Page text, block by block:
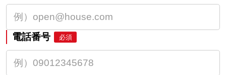
電話番号 必須